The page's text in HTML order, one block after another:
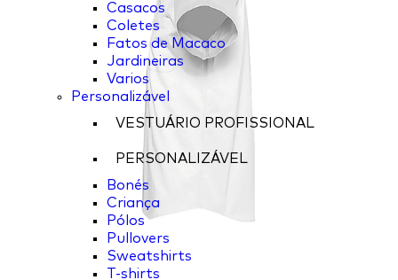
Casacos
Coletes
Fatos de Macaco
Jardineiras
Varios
Personalizável
VESTUÁRIO PROFISSIONAL
PERSONALIZÁVEL
Bonés
Criança
Pólos
Pullovers
Sweatshirts
T-shirts